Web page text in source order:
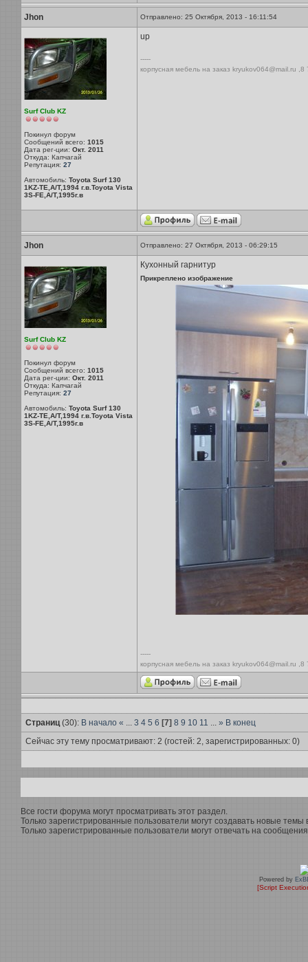
Jhon Отправлено: 25 Октября, 2013 - 16:11:54
Surf Club KZ
Покинул форум
Сообщений всего: 1015
Дата рег-ции: Окт. 2011
Откуда: Капчагай
Репутация: 27
Автомобиль: Toyota Surf 130
1KZ-TE,A/T,1994 г.в.Toyota Vista
3S-FE,A/T,1995г.в
up
-----
корпусная мебель на заказ kryukov064@mail.ru
Jhon Отправлено: 27 Октября, 2013 - 06:29:15
Surf Club KZ
Покинул форум
Сообщений всего: 1015
Дата рег-ции: Окт. 2011
Откуда: Капчагай
Репутация: 27
Автомобиль: Toyota Surf 130
1KZ-TE,A/T,1994 г.в.Toyota Vista
3S-FE,A/T,1995г.в
Кухонный гарнитур
Прикреплено изображение
-----
корпусная мебель на заказ kryukov064@mail.ru
Страниц(30): В начало « ... 3 4 5 6 [7] 8 9 10 11 ... » В конец
Сейчас эту тему просматривают: 2 (гостей: 2, зарегистрированных: 0)
Все гости форума могут просматривать этот раздел.
Только зарегистрированные пользователи могут создавать новые темы
Только зарегистрированные пользователи могут отвечать на
Powered by
[Script